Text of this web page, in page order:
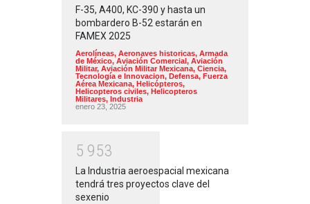
F-35, A400, KC-390 y hasta un
bombardero B-52 estarán en
FAMEX 2025
Aerolíneas, Aeronaves historicas, Armada
de México, Aviación Comercial, Aviación
Militar, Aviación Militar Mexicana, Ciencia,
Tecnología e Innovacion, Defensa, Fuerza
Aérea Mexicana, Helicópteros,
Helicopteros civiles, Helicopteros
Militares, Industria
enero 23, 2025
5 953
La Industria aeroespacial mexicana
tendrá tres proyectos clave del
sexenio